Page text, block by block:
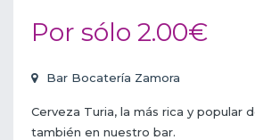
Por sólo 2.00€
Bar Bocatería Zamora
Cerveza Turia, la más rica y popular
también en nuestro bar.